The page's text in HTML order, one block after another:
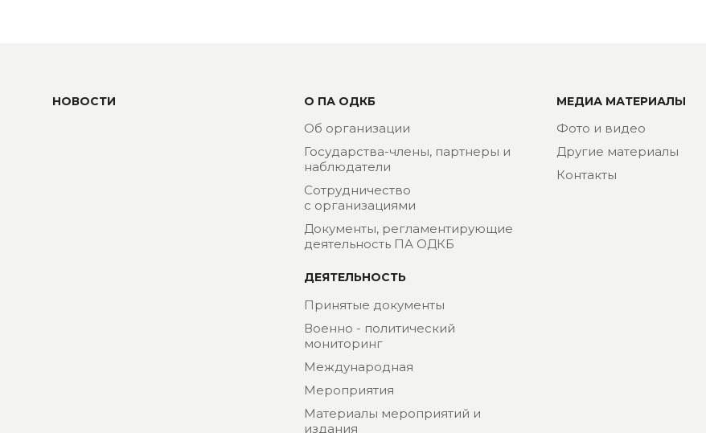
НОВОСТИ О ПА ОДКБ
Об организации
Государства-члены, партнеры и
наблюдатели
Сотрудничество
с организациями
Документы, регламентирующие
деятельность ПА ОДКБ
ДЕЯТЕЛЬНОСТЬ
Принятые документы
Военно - политический
мониторинг
Международная
Мероприятия
Материалы мероприятий и
издания
МЕДИА МАТЕРИАЛЫ
Фото и видео
Другие материалы
Контакты